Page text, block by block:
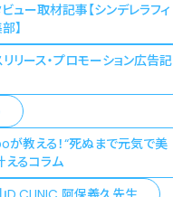
ュー取材記事【シンデレラフィ
】
リース・プロモーション広告記
が教える！“死ぬまで元気で美
えるコラム